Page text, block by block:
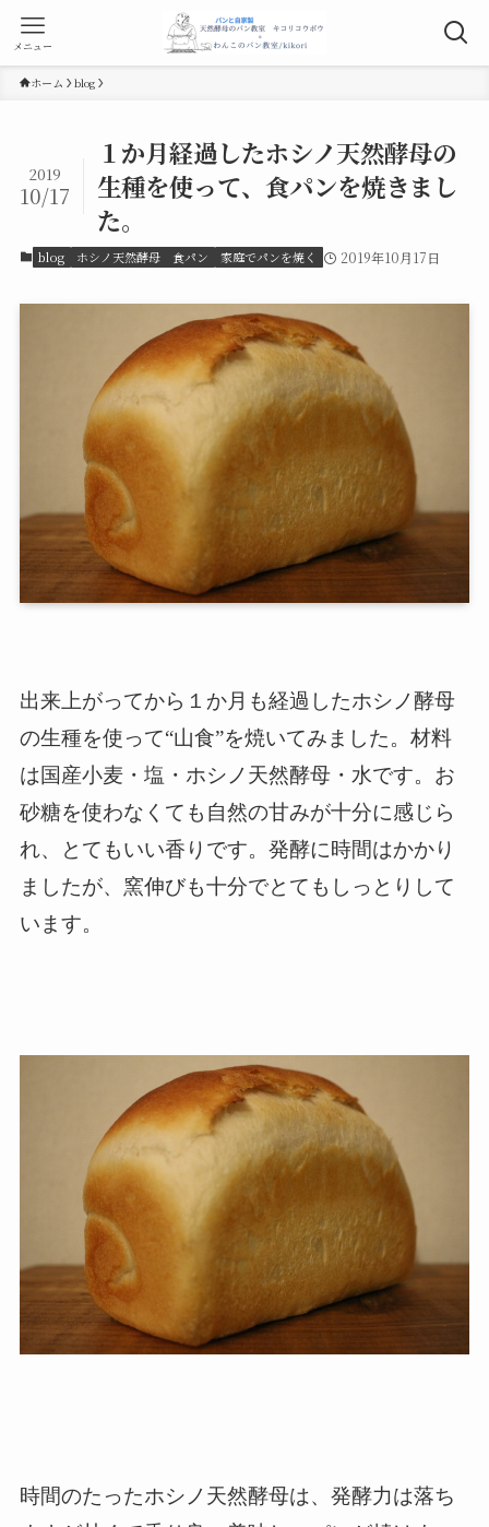
メニュー
ホーム blog
１か月経過したホシノ天然酵母の
生種を使って、食パンを焼きまし
た。
2019
10/17
blog ホシノ天然酵母 食パン 家庭でパンを焼く 2019年10月17日
出来上がってから１か月も経過したホシノ酵母
の生種を使って“山食”を焼いてみました。材料
は国産小麦・塩・ホシノ天然酵母・水です。お
砂糖を使わなくても自然の甘みが十分に感じら
れ、とてもいい香りです。発酵に時間はかかり
ましたが、窯伸びも十分でとてもしっとりして
います。
時間のたったホシノ天然酵母は、発酵力は落ち